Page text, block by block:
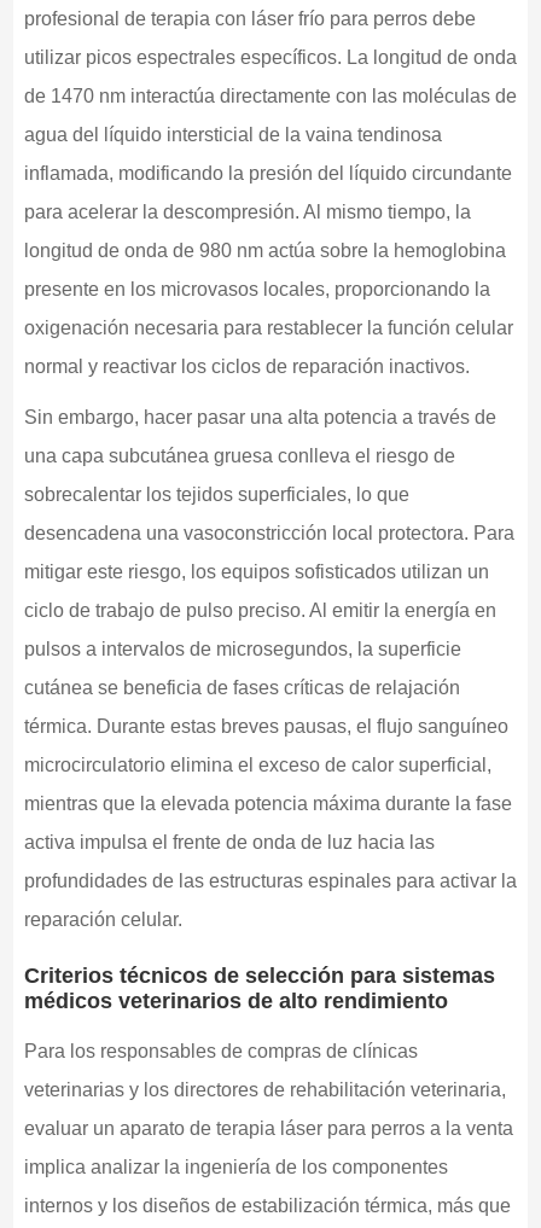
profesional de terapia con láser frío para perros debe
utilizar picos espectrales específicos. La longitud de onda
de 1470 nm interactúa directamente con las moléculas de
agua del líquido intersticial de la vaina tendinosa
inflamada, modificando la presión del líquido circundante
para acelerar la descompresión. Al mismo tiempo, la
longitud de onda de 980 nm actúa sobre la hemoglobina
presente en los microvasos locales, proporcionando la
oxigenación necesaria para restablecer la función celular
normal y reactivar los ciclos de reparación inactivos.
Sin embargo, hacer pasar una alta potencia a través de
una capa subcutánea gruesa conlleva el riesgo de
sobrecalentar los tejidos superficiales, lo que
desencadena una vasoconstricción local protectora. Para
mitigar este riesgo, los equipos sofisticados utilizan un
ciclo de trabajo de pulso preciso. Al emitir la energía en
pulsos a intervalos de microsegundos, la superficie
cutánea se beneficia de fases críticas de relajación
térmica. Durante estas breves pausas, el flujo sanguíneo
microcirculatorio elimina el exceso de calor superficial,
mientras que la elevada potencia máxima durante la fase
activa impulsa el frente de onda de luz hacia las
profundidades de las estructuras espinales para activar la
reparación celular.
Criterios técnicos de selección para sistemas
médicos veterinarios de alto rendimiento
Para los responsables de compras de clínicas
veterinarias y los directores de rehabilitación veterinaria,
evaluar un aparato de terapia láser para perros a la venta
implica analizar la ingeniería de los componentes
internos y los diseños de estabilización térmica, más que